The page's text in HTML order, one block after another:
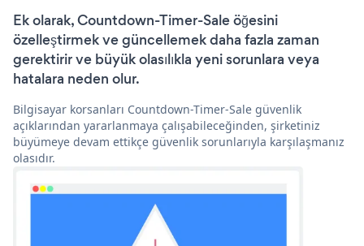
Ek olarak, Countdown-Timer-Sale öğesini
özelleştirmek ve güncellemek daha fazla zaman
gerektirir ve büyük olasılıkla yeni sorunlara veya
hatalara neden olur.
Bilgisayar korsanları Countdown-Timer-Sale güvenlik
açıklarından yararlanmaya çalışabileceğinden, şirketiniz
büyümeye devam ettikçe güvenlik sorunlarıyla karşılaşmanız
olasıdır.